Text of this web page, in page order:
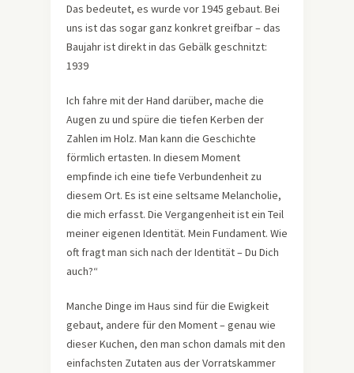
Das bedeutet, es wurde vor 1945 gebaut. Bei
uns ist das sogar ganz konkret greifbar – das
Baujahr ist direkt in das Gebälk geschnitzt:
1939
Ich fahre mit der Hand darüber, mache die
Augen zu und spüre die tiefen Kerben der
Zahlen im Holz. Man kann die Geschichte
förmlich ertasten. In diesem Moment
empfinde ich eine tiefe Verbundenheit zu
diesem Ort. Es ist eine seltsame Melancholie,
die mich erfasst. Die Vergangenheit ist ein Teil
meiner eigenen Identität. Mein Fundament. Wie
oft fragt man sich nach der Identität – Du Dich
auch?“
Manche Dinge im Haus sind für die Ewigkeit
gebaut, andere für den Moment – genau wie
dieser Kuchen, den man schon damals mit den
einfachsten Zutaten aus der Vorratskammer